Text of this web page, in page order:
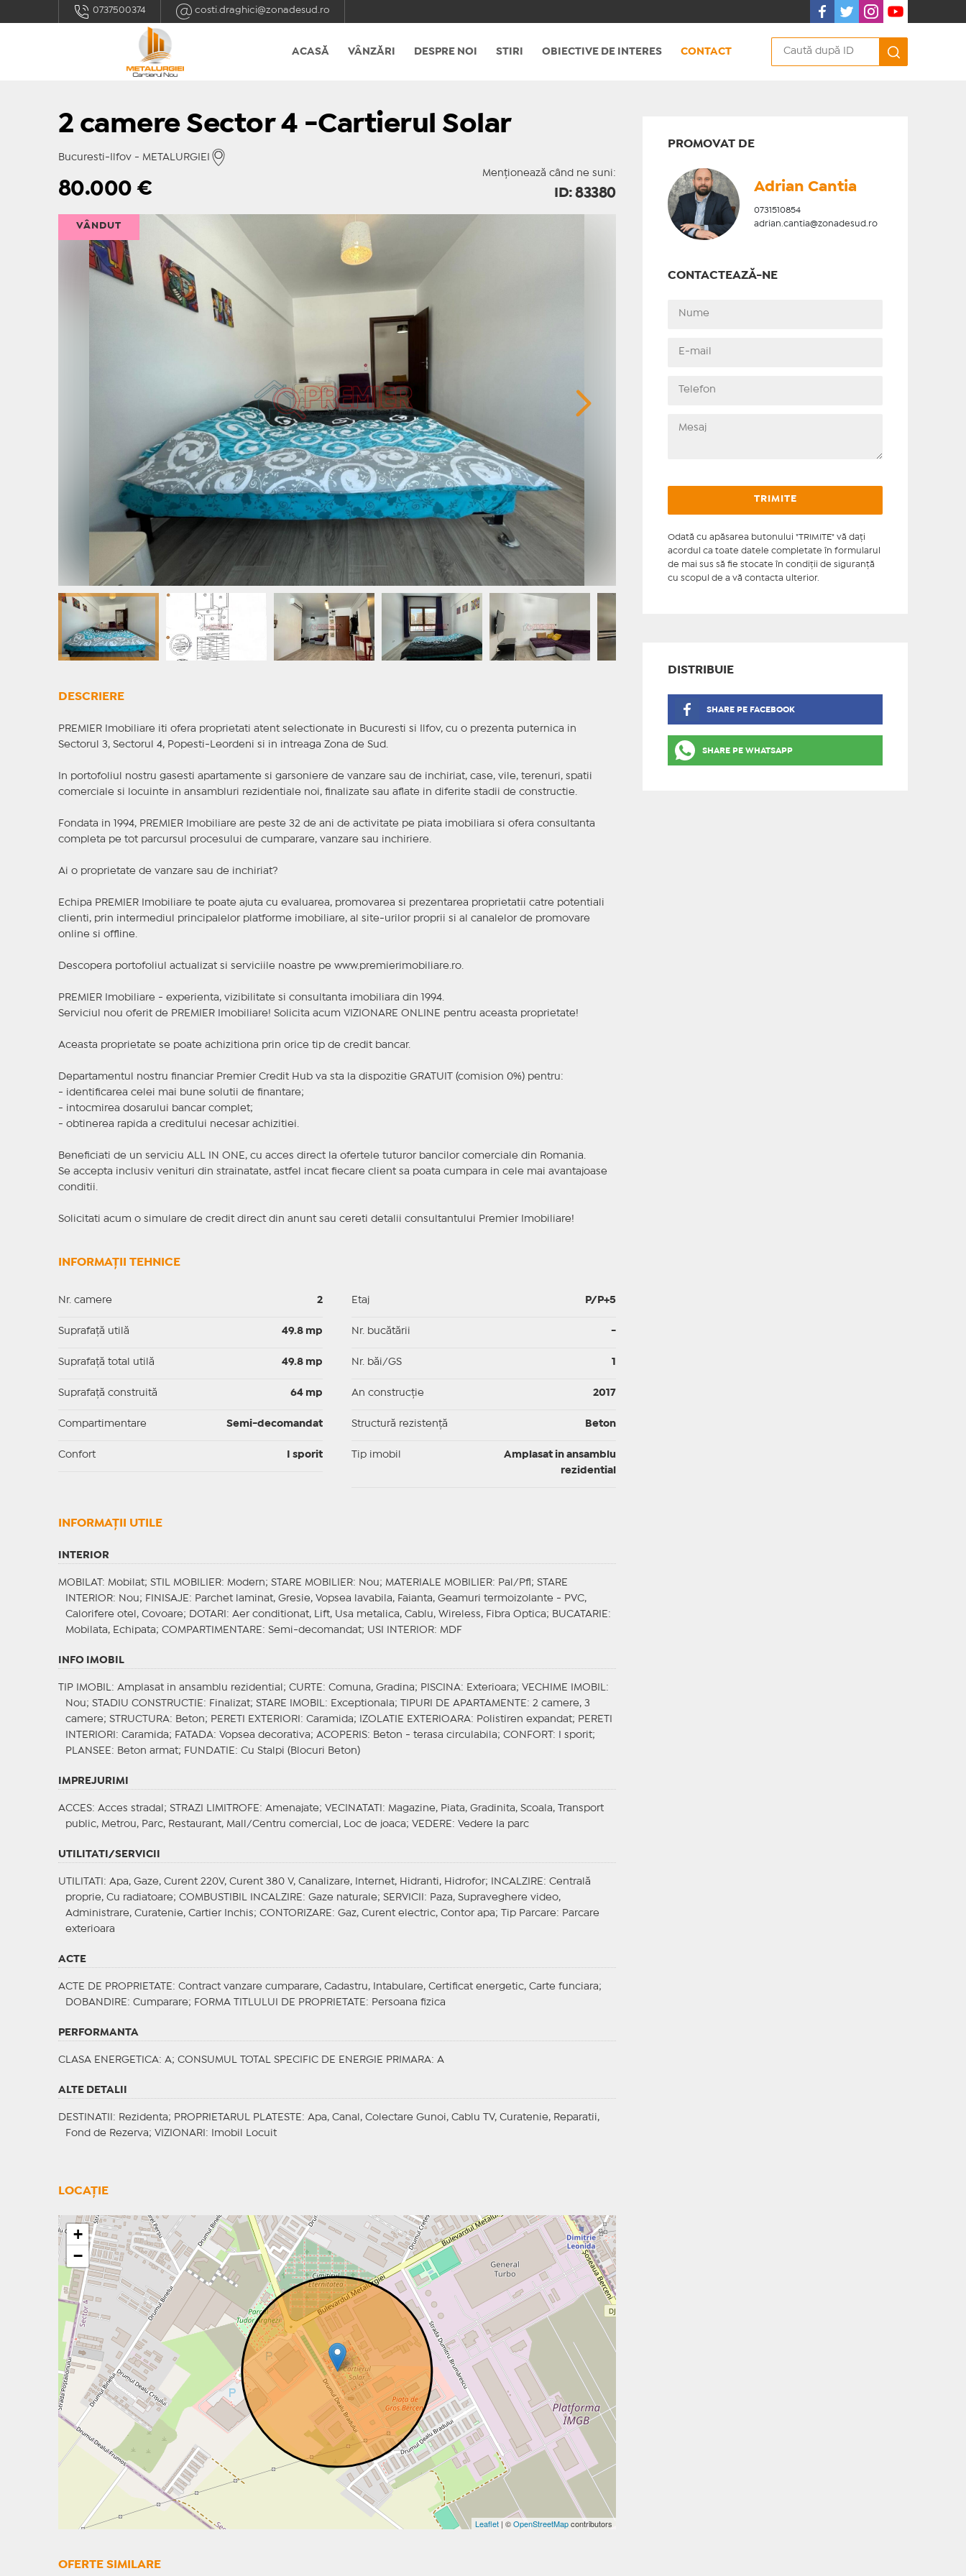
0737500374 costi.draghici@zonadesud.ro
ACASĂ VÂNZĂRI DESPRE NOI STIRI OBIECTIVE DE INTERES CONTACT
2 camere Sector 4 -Cartierul Solar
Bucuresti-Ilfov - METALURGIEI
Menționează când ne suni:
80.000€ ID: 83380
VÂNDUT
DESCRIERE
PREMIER Imobiliare iti ofera proprietati atent selectionate in Bucuresti si Ilfov, cu o prezenta puternica in
Sectorul 3, Sectorul 4, Popesti-Leordeni si in intreaga Zona de Sud.
In portofoliul nostru gasesti apartamente si garsoniere de vanzare sau de inchiriat, case, vile, terenuri, spatii
comerciale si locuinte in ansambluri rezidentiale noi, finalizate sau aflate in diferite stadii de constructie.
Fondata in 1994, PREMIER Imobiliare are peste 32 de ani de activitate pe piata imobiliara si ofera consultanta
completa pe tot parcursul procesului de cumparare, vanzare sau inchiriere.
Ai o proprietate de vanzare sau de inchiriat?
Echipa PREMIER Imobiliare te poate ajuta cu evaluarea, promovarea si prezentarea proprietatii catre potentiali
clienti, prin intermediul principalelor platforme imobiliare, al site-urilor proprii si al canalelor de promovare
online si offline.
Descopera portofoliul actualizat si serviciile noastre pe www.premierimobiliare.ro.
PREMIER Imobiliare - experienta, vizibilitate si consultanta imobiliara din 1994.
Serviciul nou oferit de PREMIER Imobiliare! Solicita acum VIZIONARE ONLINE pentru aceasta proprietate!
Aceasta proprietate se poate achizitiona prin orice tip de credit bancar.
Departamentul nostru financiar Premier Credit Hub va sta la dispozitie GRATUIT (comision 0%) pentru:
- identificarea celei mai bune solutii de finantare;
- intocmirea dosarului bancar complet;
- obtinerea rapida a creditului necesar achizitiei.
Beneficiati de un serviciu ALL IN ONE, cu acces direct la ofertele tuturor bancilor comerciale din Romania.
Se accepta inclusiv venituri din strainatate, astfel incat fiecare client sa poata cumpara in cele mai avantajoase
conditii.
Solicitati acum o simulare de credit direct din anunt sau cereti detalii consultantului Premier Imobiliare!
INFORMAȚII TEHNICE
Nr. camere 2
Suprafaţă utilă 49.8 mp
Suprafaţă total utilă 49.8 mp
Suprafaţă construită 64 mp
Compartimentare Semi-decomandat
Confort I sporit
Etaj P/P+5
Nr. bucătării -
Nr. băi/GS
An construcție 2017
Structură rezistență Beton
Tip imobil
Amplasat in ansamblu
rezidential
INFORMAŢII UTILE
INTERIOR
MOBILAT : Mobilat; STIL MOBILIER: Modern; STARE MOBILIER: Nou; MATERIALE MOBILIER: Pal/Pfl; STARE
INTERIOR: Nou; FINISAJE : Parchet laminat, Gresie, Vopsea lavabila, Faianta, Geamuri termoizolante - PVC,
Calorifere otel, Covoare;
DOTARI : Aer conditionat, Lift, Usa metalica, Cablu, Wireless, Fibra Optica; BUCATARIE :
Mobilata, Echipata; COMPARTIMENTARE : Semi-decomandat; USI INTERIOR: MDF
INFO IMOBIL
TIP IMOBIL : Amplasat in ansamblu rezidential; CURTE : Comuna, Gradina; PISCINA: Exterioara; VECHIME IMOBIL
:
Nou; STADIU CONSTRUCTIE : Finalizat; STARE IMOBIL : Exceptionala; TIPURI DE APARTAMENTE : 2 camere, 3
camere; STRUCTURA: Beton; PERETI EXTERIORI : Caramida; IZOLATIE EXTERIOARA: Polistiren expandat; PERETI
INTERIORI : Caramida; FATADA: Vopsea decorativa; ACOPERIS: Beton - terasa circulabila; CONFORT
: I sporit;
PLANSEE : Beton armat; FUNDATIE : Cu Stalpi (Blocuri Beton)
IMPREJURIMI
ACCES: Acces stradal; STRAZI LIMITROFE : Amenajate; VECINATATI
: Magazine, Piata, Gradinita, Scoala, Transport
public, Metrou, Parc, Restaurant, Mall/Centru comercial, Loc de joaca; VEDERE : Vedere la parc
UTILITATI/SERVICII
UTILITATI : Apa, Gaze, Curent 220V, Curent 380 V, Canalizare, Internet, Hidranti, Hidrofor; INCALZIRE : Centrală
proprie, Cu radiatoare; COMBUSTIBIL INCALZIRE : Gaze naturale; SERVICII
: Paza, Supraveghere video,
Administrare, Curatenie, Cartier Inchis; CONTORIZARE : Gaz, Curent electric, Contor apa; Tip Parcare: Parcare
exterioara
ACTE
ACTE DE PROPRIETATE : Contract vanzare cumparare, Cadastru, Intabulare, Certificat energetic, Carte funciara;
DOBANDIRE : Cumparare; FORMA TITLULUI DE PROPRIETATE : Persoana fizica
PERFORMANTA
CLASA ENERGETICA: A; CONSUMUL TOTAL SPECIFIC DE ENERGIE PRIMARA: A
ALTE DETALII
DESTINATII : Rezidenta; PROPRIETARUL PLATESTE : Apa, Canal, Colectare Gunoi, Cablu TV, Curatenie, Reparatii,
Fond de Rezerva; VIZIONARI : Imobil Locuit
LOCAȚIE
+
−
Leaflet| ©OpenStreetMapcontributors
PROMOVAT DE
Adrian Cantia
0731510854
adrian.cantia@zonadesud.ro
CONTACTEAZĂ-NE
Odată cu apăsarea butonului "TRIMITE" vă daţi
acordul ca toate datele completate în formularul
de mai sus să fie stocate în condiţii de siguranţă
cu scopul de a vă contacta ulterior.
DISTRIBUIE
SHARE PE FACEBOOK
SHARE PE WHATSAPP
OFERTE SIMILARE